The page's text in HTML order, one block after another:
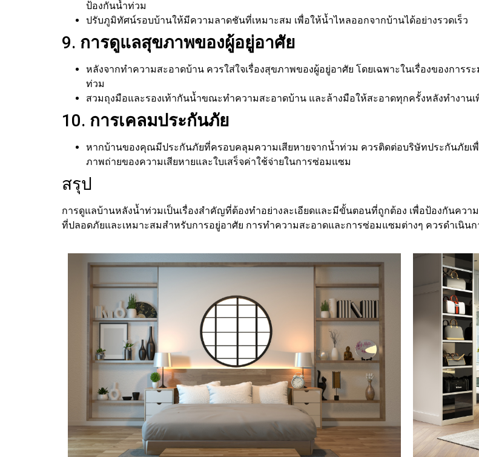
ป้องกันน้ำท่วม
ปรับภูมิทัศน์รอบบ้านให้มีความลาดชันที่เหมาะสม เพื่อให้น้ำไหลออกจากบ้านได้อย่างรวดเร็ว
9. การดูแลสุขภาพของผู้อยู่อาศัย
หลังจากทำความสะอาดบ้าน ควรใส่ใจเรื่องสุขภาพของผู้อยู่อาศัย โดยเฉพาะในเรื่องของการ
ท่วม
สวมถุงมือและรองเท้ากันน้ำขณะทำความสะอาดบ้าน และล้างมือให้สะอาดทุกครั้งหลังทำงานเ
10. การเคลมประกันภัย
หากบ้านของคุณมีประกันภัยที่ครอบคลุมความเสียหายจากน้ำท่วม ควรติดต่อบริษัทประกันภัยเพื่
ภาพถ่ายของความเสียหายและใบเสร็จค่าใช้จ่ายในการซ่อมแซม
สรุป
การดูแลบ้านหลังน้ำท่วมเป็นเรื่องสำคัญที่ต้องทำอย่างละเอียดและมีขั้นตอนที่ถูกต้อง เพื่อป้องกันควา
ที่ปลอดภัยและเหมาะสมสำหรับการอยู่อาศัย การทำความสะอาดและการซ่อมแซมต่างๆ ควรดำเนิ